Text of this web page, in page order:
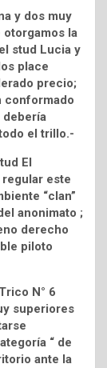
y dos muy
la
stud Lucia y
place
precio;
conformado
debería
el trillo.-
El
este
“clan”
anonimato ;
derecho
piloto
N° 6
superiores
“ de
ante la